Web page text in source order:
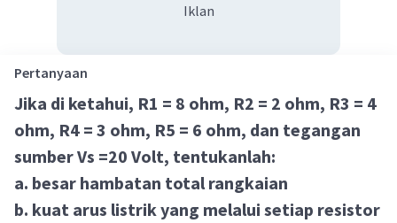
Iklan
Pertanyaan
Jika di ketahui, R1 = 8 ohm, R2 = 2 ohm, R3 = 4
ohm, R4 = 3 ohm, R5 = 6 ohm, dan tegangan
sumber Vs =20 Volt, tentukanlah:
a. besar hambatan total rangkaian
b. kuat arus listrik yang melalui setiap resistor